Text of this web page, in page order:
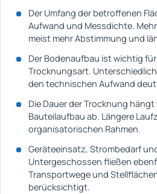
Der Umfang der betroffenen
Aufwand und Messdichte.
meist mehr Abstimmung und
Der Bodenaufbau ist wichtig
Trocknungsart.
den technischen Aufwand
Die Dauer der Trocknung
Bauteilaufbau ab. Längere
organisatorischen Rahmen.
Geräteeinsatz, Strombedarf
Untergeschossen fließen
Transportwege und
berücksichtigt.